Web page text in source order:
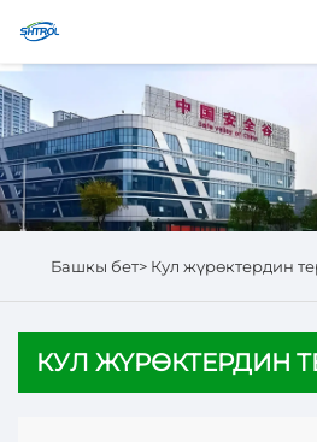
Биз жөнүндө
Продукциялар
Башкы бет> Кул жүрөктердин
КУЛ ЖҮРӨКТЕРДИН